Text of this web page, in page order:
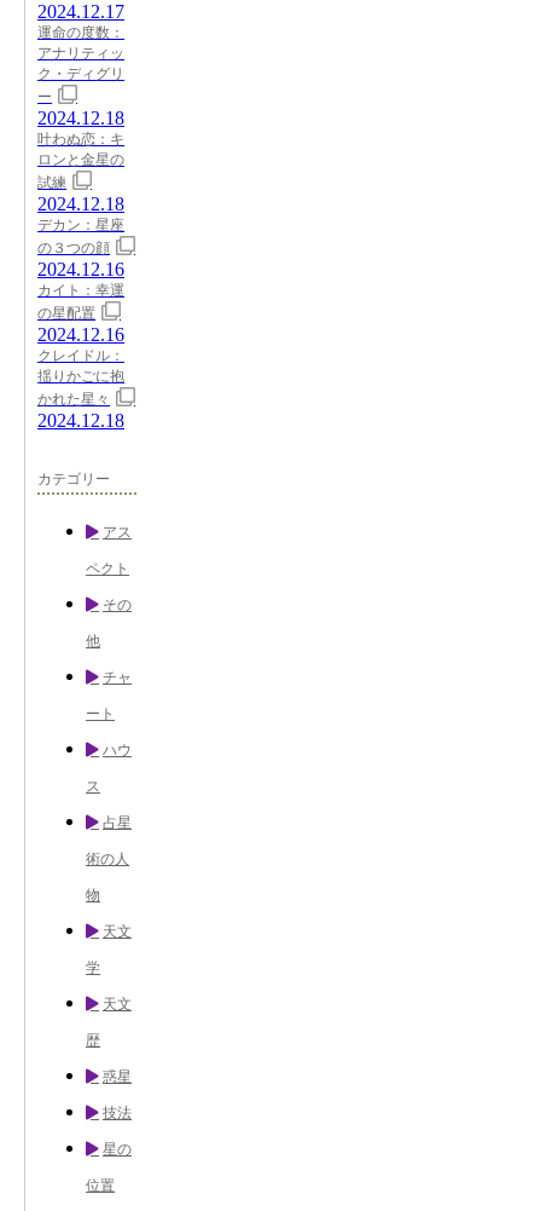
2024.12.17
運命の度数：
アナリティッ
ク・ディグリ
ー
2024.12.18
叶わぬ恋：キ
ロンと金星の
試練
2024.12.18
デカン：星座
の３つの顔
2024.12.16
カイト：幸運
の星配置
2024.12.16
クレイドル：
揺りかごに抱
かれた星々
2024.12.18
カテゴリー
アス
ペクト
その
他
チャ
ート
ハウ
ス
占星
術の人
物
天文
学
天文
歴
惑星
技法
星の
位置